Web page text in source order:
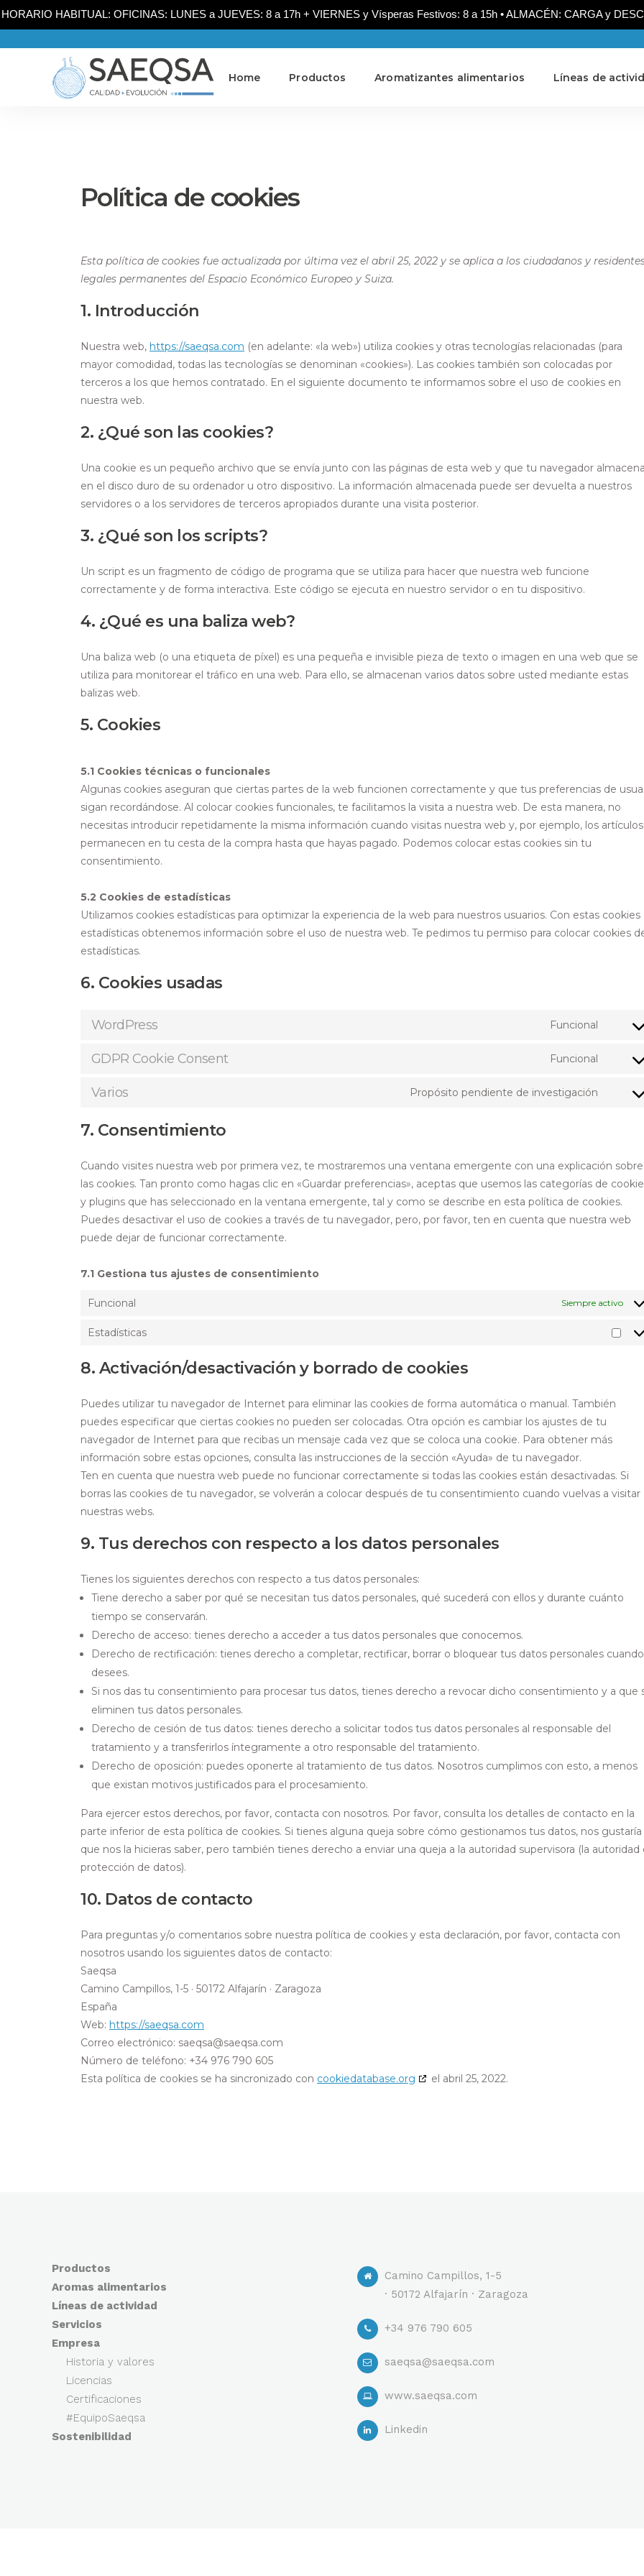
HORARIO HABITUAL: OFICINAS: LUNES a JUEVES: 8 a 17h + VIERNES y Vísperas Festivos: 8 a 15h • ALMACÉN: CARGA y
Home Productos Aromatizantes alimentarios Líneas de
Política de cookies
Esta política de cookies fue actualizada por última vez el abril 25, 2022 y se aplica a los ciudadanos y
legales permanentes del Espacio Económico Europeo y Suiza.
1. Introducción
Nuestra web, https://saeqsa.com (en adelante: «la web») utiliza cookies y otras tecnologías relacionadas (para
mayor comodidad, todas las tecnologías se denominan «cookies»). Las cookies también son colocadas por
terceros a los que hemos contratado. En el siguiente documento te informamos sobre el uso de cookies en
nuestra web.
2. ¿Qué son las cookies?
Una cookie es un pequeño archivo que se envía junto con las páginas de esta web y que tu navegador
en el disco duro de su ordenador u otro dispositivo. La información almacenada puede ser devuelta a nuestros
servidores o a los servidores de terceros apropiados durante una visita posterior.
3. ¿Qué son los scripts?
Un script es un fragmento de código de programa que se utiliza para hacer que nuestra web funcione
correctamente y de forma interactiva. Este código se ejecuta en nuestro servidor o en tu dispositivo.
4. ¿Qué es una baliza web?
Una baliza web (o una etiqueta de píxel) es una pequeña e invisible pieza de texto o imagen en una web que se
utiliza para monitorear el tráfico en una web. Para ello, se almacenan varios datos sobre usted mediante estas
balizas web.
5. Cookies
5.1 Cookies técnicas o funcionales
Algunas cookies aseguran que ciertas partes de la web funcionen correctamente y que tus preferencias de
sigan recordándose. Al colocar cookies funcionales, te facilitamos la visita a nuestra web. De esta manera, no
necesitas introducir repetidamente la misma información cuando visitas nuestra web y, por ejemplo, los artículos
permanecen en tu cesta de la compra hasta que hayas pagado. Podemos colocar estas cookies sin tu
consentimiento.
5.2 Cookies de estadísticas
Utilizamos cookies estadísticas para optimizar la experiencia de la web para nuestros usuarios. Con estas cookies
estadísticas obtenemos información sobre el uso de nuestra web. Te pedimos tu permiso para colocar cookies
estadísticas.
6. Cookies usadas
WordPress Funcional
GDPR Cookie Consent Funcional
Varios Propósito pendiente de investigación
7. Consentimiento
Cuando visites nuestra web por primera vez, te mostraremos una ventana emergente con una explicación sobre
las cookies. Tan pronto como hagas clic en «Guardar preferencias», aceptas que usemos las categorías de
y plugins que has seleccionado en la ventana emergente, tal y como se describe en esta política de cookies.
Puedes desactivar el uso de cookies a través de tu navegador, pero, por favor, ten en cuenta que nuestra web
puede dejar de funcionar correctamente.
7.1 Gestiona tus ajustes de consentimiento
Funcional Siempre activo
Estadísticas
8. Activación/desactivación y borrado de cookies
Puedes utilizar tu navegador de Internet para eliminar las cookies de forma automática o manual. También
puedes especificar que ciertas cookies no pueden ser colocadas. Otra opción es cambiar los ajustes de tu
navegador de Internet para que recibas un mensaje cada vez que se coloca una cookie. Para obtener más
información sobre estas opciones, consulta las instrucciones de la sección «Ayuda» de tu navegador.
Ten en cuenta que nuestra web puede no funcionar correctamente si todas las cookies están desactivadas. Si
borras las cookies de tu navegador, se volverán a colocar después de tu consentimiento cuando vuelvas a visitar
nuestras webs.
9. Tus derechos con respecto a los datos personales
Tienes los siguientes derechos con respecto a tus datos personales:
Tiene derecho a saber por qué se necesitan tus datos personales, qué sucederá con ellos y durante cuánto
tiempo se conservarán.
Derecho de acceso: tienes derecho a acceder a tus datos personales que conocemos.
Derecho de rectificación: tienes derecho a completar, rectificar, borrar o bloquear tus datos personales
desees.
Si nos das tu consentimiento para procesar tus datos, tienes derecho a revocar dicho consentimiento y a que
eliminen tus datos personales.
Derecho de cesión de tus datos: tienes derecho a solicitar todos tus datos personales al responsable del
tratamiento y a transferirlos íntegramente a otro responsable del tratamiento.
Derecho de oposición: puedes oponerte al tratamiento de tus datos. Nosotros cumplimos con esto, a menos
que existan motivos justificados para el procesamiento.
Para ejercer estos derechos, por favor, contacta con nosotros. Por favor, consulta los detalles de contacto en la
parte inferior de esta política de cookies. Si tienes alguna queja sobre cómo gestionamos tus datos, nos gustaría
que nos la hicieras saber, pero también tienes derecho a enviar una queja a la autoridad supervisora (la autoridad
protección de datos).
10. Datos de contacto
Para preguntas y/o comentarios sobre nuestra política de cookies y esta declaración, por favor, contacta con
nosotros usando los siguientes datos de contacto:
Saeqsa
Camino Campillos, 1-5 · 50172 Alfajarín · Zaragoza
España
Web: https://saeqsa.com
Correo electrónico: saeqsa@saeqsa.com
Número de teléfono: +34 976 790 605
Esta política de cookies se ha sincronizado con cookiedatabase.org el abril 25, 2022.
Productos
Aromas alimentarios
Líneas de actividad
Servicios
Empresa
Historia y valores
Licencias
Certificaciones
#EquipoSaeqsa
Sostenibilidad
Camino Campillos, 1-5
· 50172 Alfajarín · Zaragoza
+34 976 790 605
saeqsa@saeqsa.com
www.saeqsa.com
Linkedin